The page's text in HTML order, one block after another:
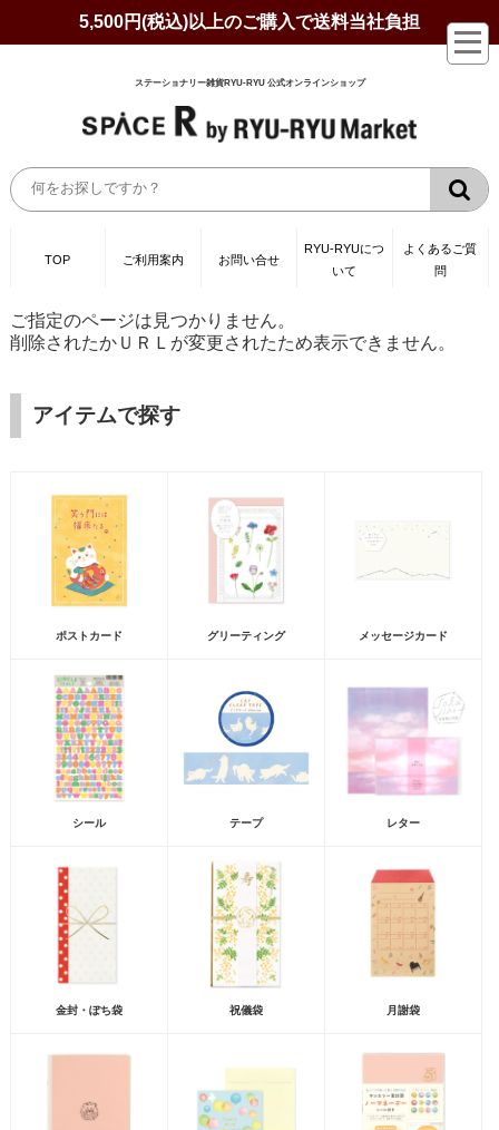
5,500円(税込)以上のご購入で送料当社負担
ステーショナリー雑貨RYU-RYU 公式オンラインショップ
TOP ご利用案内 お問い合せ
RYU-RYUにつ
いて
よくあるご質
問
ご指定のページは見つかりません。
削除されたかＵＲＬが変更されたため表示できません。
アイテムで探す
ポストカード グリーティング メッセージカード
シール テープ レター
金封・ぽち袋 祝儀袋 月謝袋